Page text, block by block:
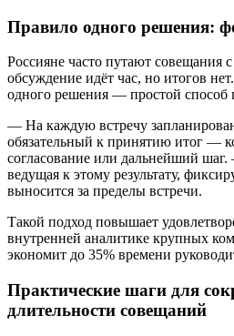
Правило одного решения:
Россияне часто путают совещания
обсуждение идёт час, но итогов
одного решения — простой
— На каждую встречу
обязательный к принятию итог —
согласование или дальнейший
ведущая к этому результату,
выносится за пределы встречи.
Такой подход повышает
внутренней аналитике крупных
экономит до 35% времени
Практические шаги для
длительности совещаний